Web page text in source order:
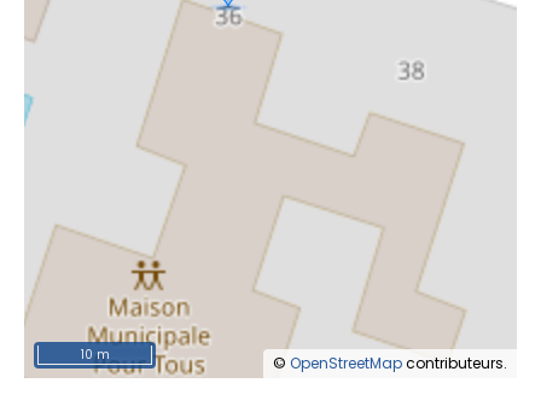
© OpenStreetMapcontributeurs.
10 m